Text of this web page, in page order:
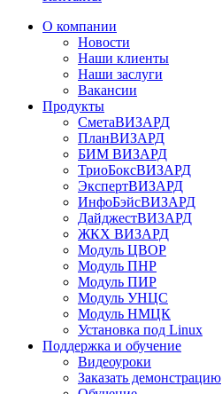
О компании
Новости
Наши клиенты
Наши заслуги
Вакансии
Продукты
СметаВИЗАРД
ПланВИЗАРД
БИМ ВИЗАРД
ТриоБоксВИЗАРД
ЭкспертВИЗАРД
ИнфоБэйсВИЗАРД
ДайджестВИЗАРД
ЖКХ ВИЗАРД
Модуль ЦВОР
Модуль ПНР
Модуль ПИР
Модуль УНЦС
Модуль НМЦК
Установка под Linux
Поддержка и обучение
Видеоуроки
Заказать демонстрацию